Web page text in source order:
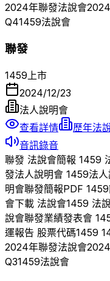
2024年聯發法說會2024
Q41459法說會
聯發
1459上市
2024/12/23
法人說明會
查看詳情
歷年法
音訊錄音
聯發 法說會簡報 1459
發法人說明會 1459法
明會聯發簡報PDF 1459
會下載 法說會1459 法
說會聯發業績發表會
運報告 股票代碼1459
2024年聯發法說會2024
Q31459法說會